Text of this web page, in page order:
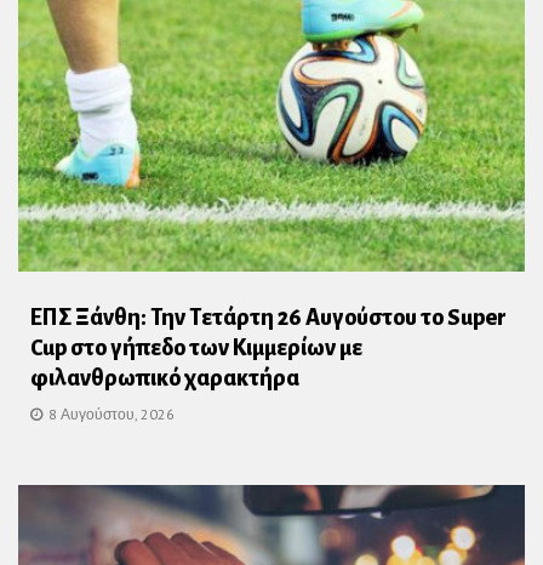
ΕΠΣ Ξάνθη: Την Τετάρτη 26 Αυγούστου το Super
Cup στο γήπεδο των Κιμμερίων με
φιλανθρωπικό χαρακτήρα
8 Αυγούστου, 2026